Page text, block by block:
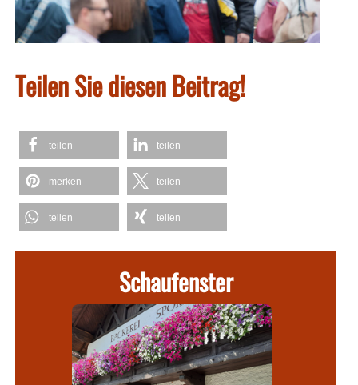
Teilen Sie diesen Beitrag!
teilen teilen
merken teilen
teilen teilen
Schaufenster